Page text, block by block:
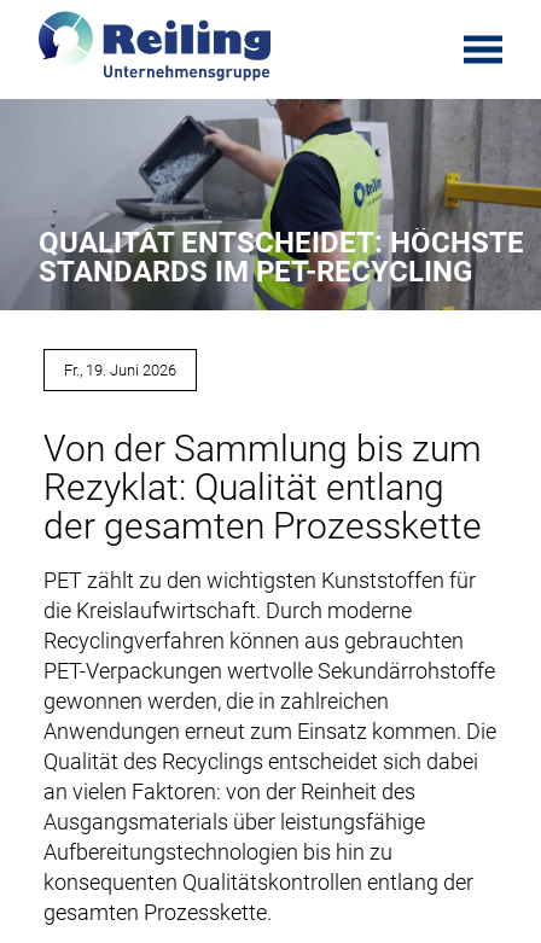
t
o
l
m
e
n
QUALITÄT ENTSCHEIDET: HÖCHSTE
STANDARDS IM PET-RECYCLING
Fr., 19. Juni 2026
Von der Sammlung bis zum
Rezyklat: Qualität entlang
der gesamten Prozesskette
PET zählt zu den wichtigsten Kunststoffen für
die Kreislaufwirtschaft. Durch moderne
Recyclingverfahren können aus gebrauchten
PET-Verpackungen wertvolle Sekundärrohstoffe
gewonnen werden, die in zahlreichen
Anwendungen erneut zum Einsatz kommen. Die
Qualität des Recyclings entscheidet sich dabei
an vielen Faktoren: von der Reinheit des
Ausgangsmaterials über leistungsfähige
Aufbereitungstechnologien bis hin zu
konsequenten Qualitätskontrollen entlang der
gesamten Prozesskette.